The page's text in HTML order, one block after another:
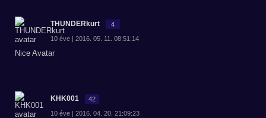
THUNDERkurt 4
10 éve | 2016. 05. 11. 08:51:14
Nice Avatar
KHK001 42
10 éve | 2016. 04. 20. 21:09:23